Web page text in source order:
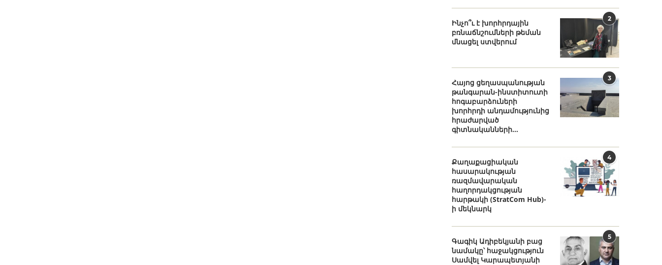
2
Ինչո՞ւ է խորհրդային
բռնաճնշումների թեման
մնացել ստվերում
3
Հայոց ցեղասպանության
թանգարան-ինստիտուտի
հոգաբարձուների
խորհրդի անդամությունից
հրաժարված
գիտնականների...
4
Քաղաքացիական
հասարակության
ռազմավարական
հաղորդակցության
հարթակի (StratCom Hub)-
ի մեկնարկ
5
Գագիկ Ադիբեկյանի բաց
նամակը՝ հաջակցություն
Սամվել Կարապետյանի